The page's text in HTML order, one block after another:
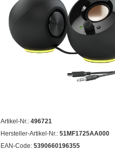
Artikel-Nr.: 496721
Hersteller-Artikel-Nr.: 51MF1725AA000
EAN-Code: 5390660196355